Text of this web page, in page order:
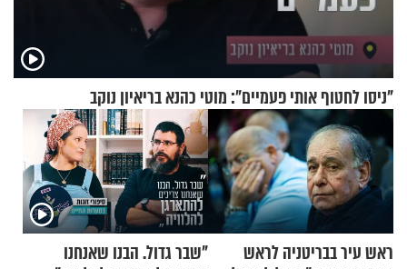
"ניסו לחטוף אותי פעמיים": מוטי כהנא בריאיון נוקב
ראש עיר בבריטניה לראש
"שבר גדול. הבנו שאנחנו